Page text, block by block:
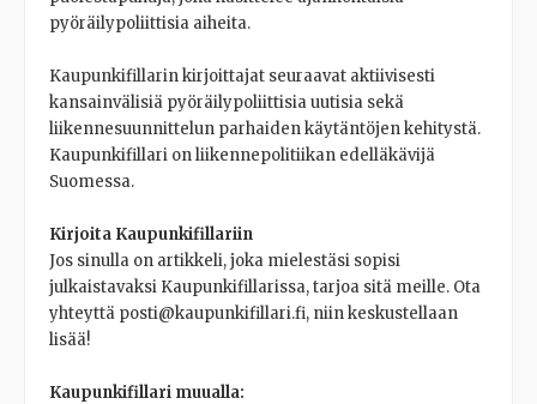
pyöräilypoliittisia aiheita.
Kaupunkifillarin kirjoittajat seuraavat aktiivisesti
kansainvälisiä pyöräilypoliittisia uutisia sekä
liikennesuunnittelun parhaiden käytäntöjen kehitystä.
Kaupunkifillari on liikennepolitiikan edelläkävijä
Suomessa.
Kirjoita Kaupunkifillariin
Jos sinulla on artikkeli, joka mielestäsi sopisi
julkaistavaksi Kaupunkifillarissa, tarjoa sitä meille. Ota
yhteyttä posti@kaupunkifillari.fi, niin keskustellaan
lisää!
Kaupunkifillari muualla: